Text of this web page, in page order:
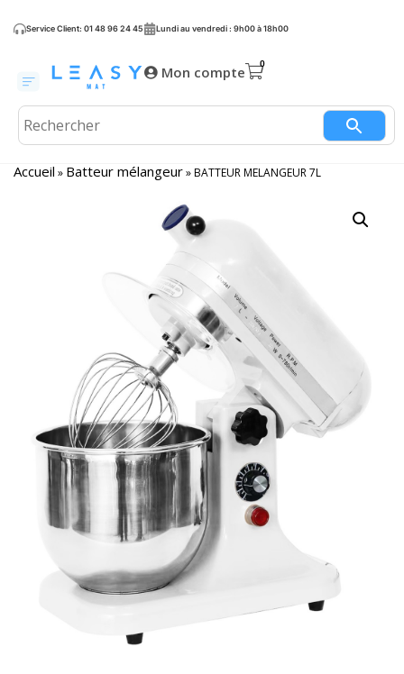
Service Client: 01 48 96 24 45 Lundi au vendredi : 9h00 à 18h00
Mon compte
Accueil » Batteur mélangeur»BATTEUR MELANGEUR 7L